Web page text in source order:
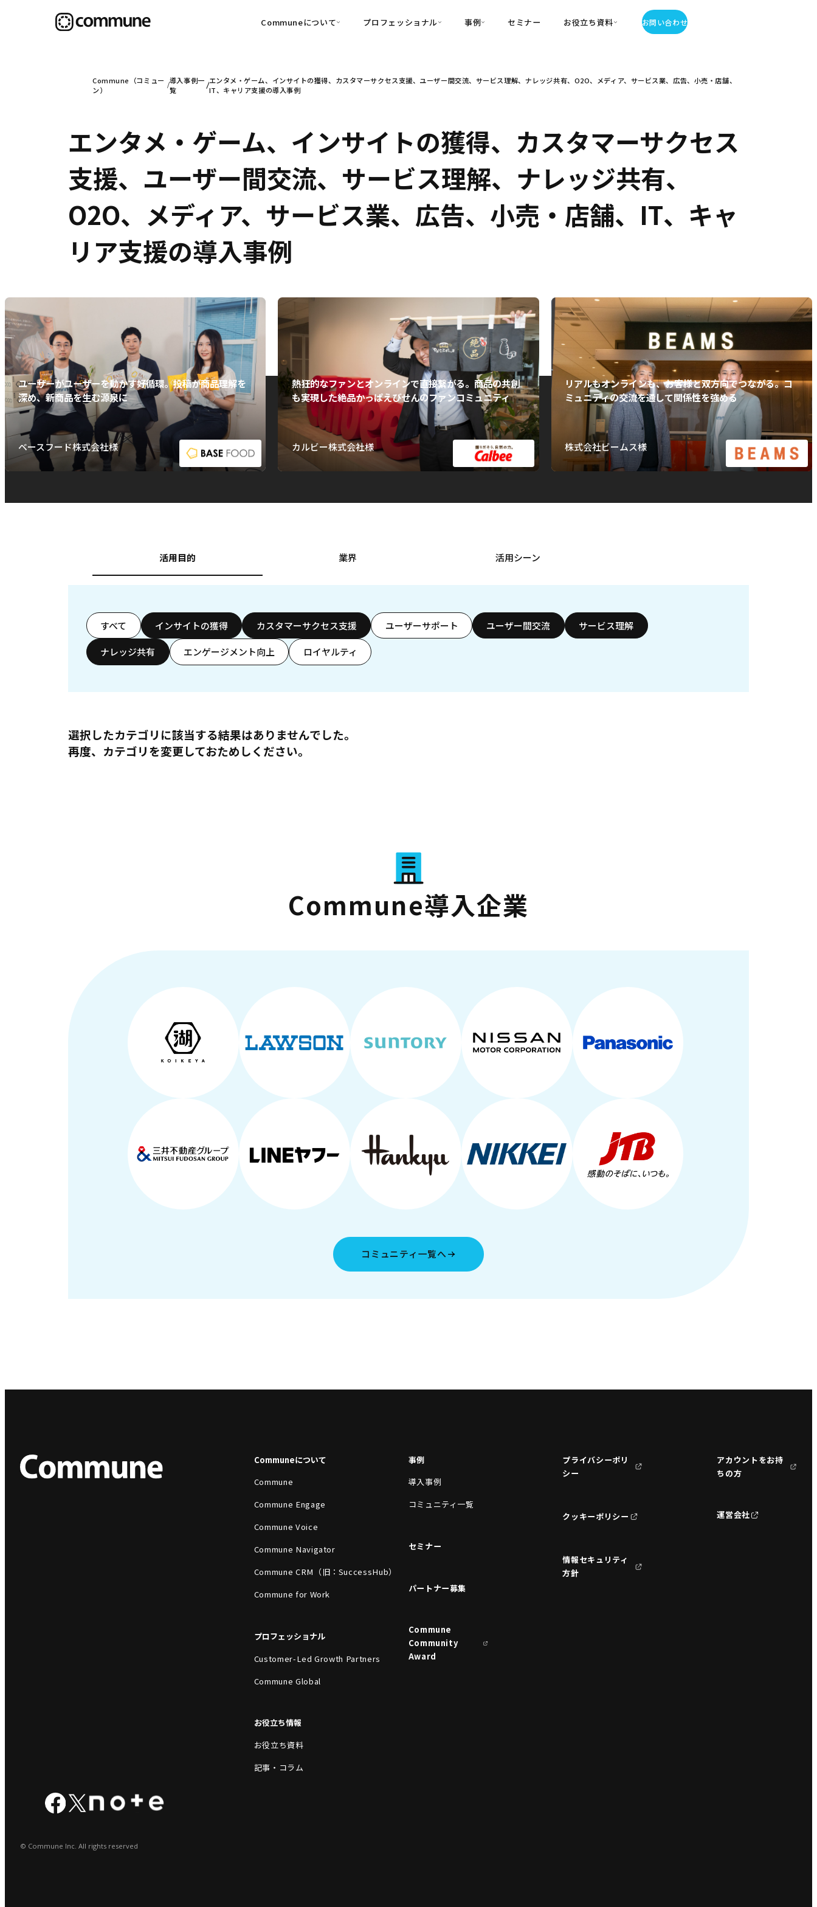
Communeについて
可視化
・Commune Engage
育成
信頼を醸成する信頼起点経営基盤
SuccessHub）
・Commune for Work
プロフェッショナル
・Customer-Led Growth
事例
導入事例
セミナー お役立ち資料
・お役立ち資料
お問い合わせ
Commune（コミュー
ン）
導入事例一
覧
エンタメ・ゲーム、インサイトの獲得、カスタマーサクセス支援、ユーザー間交流、サービス理解、ナレッジ共有、O2O、メディア、サービス業、広告、小売・店舗、
IT、キャリア支援の導入事例
エンタメ・ゲーム、インサイトの獲得、カスタマーサクセス
支援、ユーザー間交流、サービス理解、ナレッジ共有、
O2O、メディア、サービス業、広告、小売・店舗、IT、キャ
リア支援の導入事例
ユーザーがユーザーを動かす好循環。投稿が商品理解を
深め、新商品を生む源泉に
ベースフード株式会社様
熱狂的なファンとオンラインで直接繋がる。商品の共創
も実現した絶品かっぱえびせんのファンコミュニティ
カルビー株式会社様
リアルもオンラインも、お客様と双方向でつながる。コ
ミュニティの交流を通して関係性を強める
株式会社ビームス様
活用目的 業界 活用シーン
すべて インサイトの獲得 カスタマーサクセス支援 ユーザーサポート ユーザー間交流 サービス理解
ナレッジ共有 エンゲージメント向上 ロイヤルティ
選択したカテゴリに該当する結果はありませんでした。
再度、カテゴリを変更しておためしください。
Commune導入企業
コミュニティ一覧へ
Communeについて
Commune
Commune Engage
Commune Voice
Commune Navigator
Commune CRM（旧：SuccessHub）
Commune for Work
プロフェッショナル
Customer-Led Growth Partners
Commune Global
お役立ち情報
お役立ち資料
記事・コラム
事例
導入事例
コミュニティ一覧
セミナー
パートナー募集
Commune
Community
Award
プライバシーポリ
シー
クッキーポリシー
情報セキュリティ
方針
アカウントをお持
ちの方
運営会社
© Commune Inc. All rights reserved